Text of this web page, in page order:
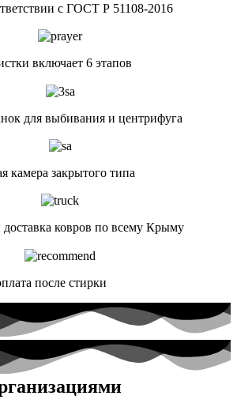
с ГОСТ Р 51108-2016
включает 6 этапов
для выбивания и центрифуга
камера закрытого типа
ковров по всему Крыму
после стирки